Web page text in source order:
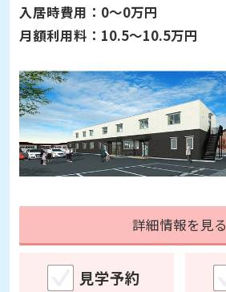
入居時費用： 0～0万円
月額利用料： 10.5～10.5万円
詳細情報を見る
見学予約